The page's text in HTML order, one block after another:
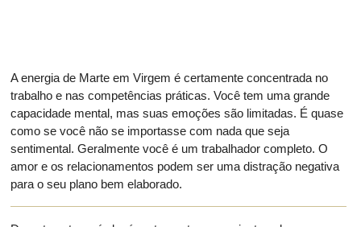
A energia de Marte em Virgem é certamente concentrada no
trabalho e nas competências práticas. Você tem uma grande
capacidade mental, mas suas emoções são limitadas. É quase
como se você não se importasse com nada que seja
sentimental. Geralmente você é um trabalhador completo. O
amor e os relacionamentos podem ser uma distração negativa
para o seu plano bem elaborado.